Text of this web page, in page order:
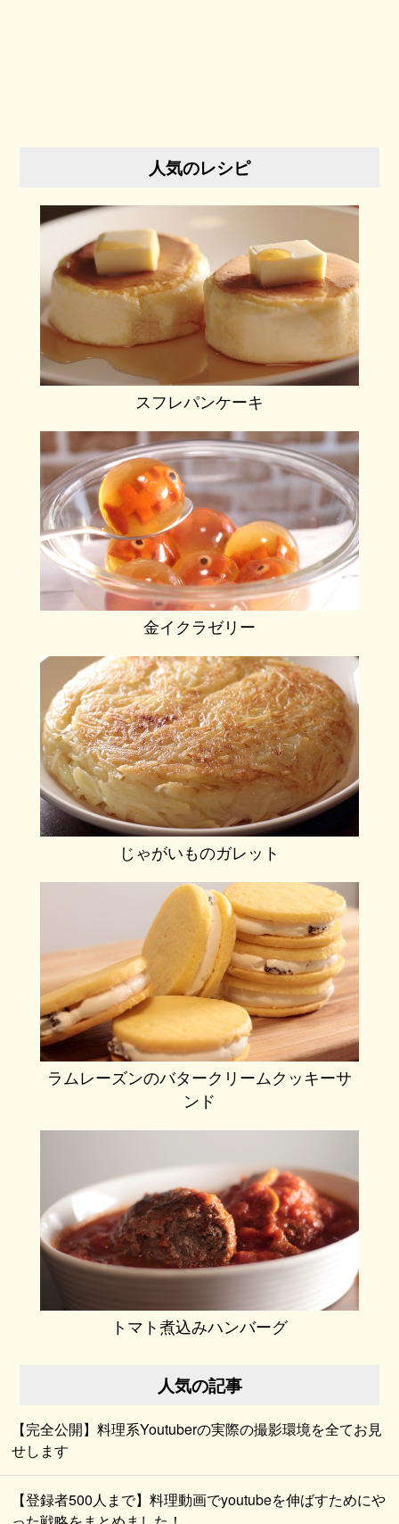
人気のレシピ
スフレパンケーキ
金イクラゼリー
じゃがいものガレット
ラムレーズンのバタークリームクッキーサ
ンド
トマト煮込みハンバーグ
人気の記事
【完全公開】料理系Youtuberの実際の撮影環境を全てお見
せします
【登録者500人まで】料理動画でyoutubeを伸ばすためにや